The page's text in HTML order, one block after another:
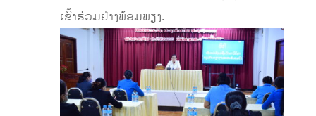
ເຂົ້າຮ່ວມຢ່າງພ້ອມພຽງ.